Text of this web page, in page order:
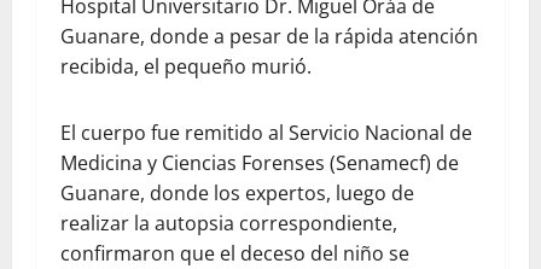
Hospital Universitario Dr. Miguel Oráa de
Guanare, donde a pesar de la rápida atención
recibida, el pequeño murió.
El cuerpo fue remitido al Servicio Nacional de
Medicina y Ciencias Forenses (Senamecf) de
Guanare, donde los expertos, luego de
realizar la autopsia correspondiente,
confirmaron que el deceso del niño se